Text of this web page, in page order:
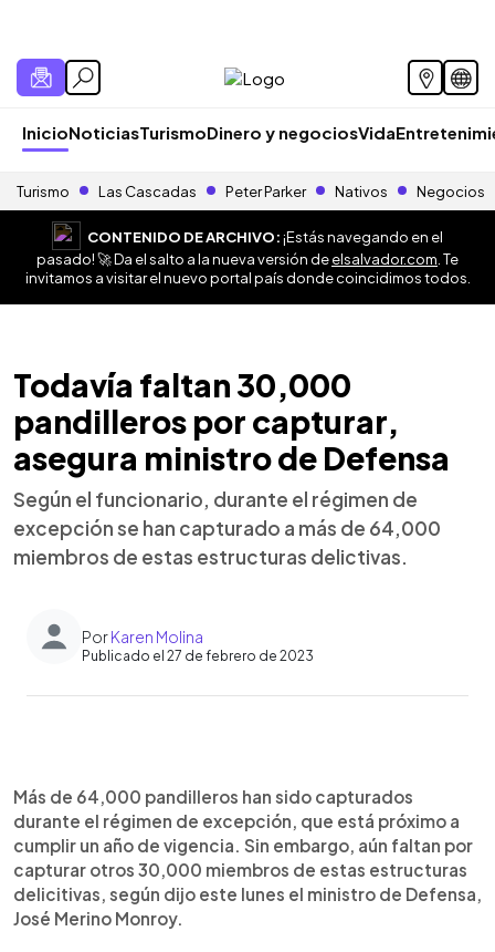
InicioNoticiasTurismoDinero y negociosVida
Turismo Las Cascadas Peter Parker Nativos Negocios
CONTENIDO DE ARCHIVO:¡Estás navegando en el
pasado! 🚀 Da el salto a la nueva versión deelsalvador.com . Te
invitamos a visitar el nuevo portal país donde coincidimos todos.
Todavía faltan 30,000
pandilleros por capturar,
asegura ministro de Defensa
Según el funcionario, durante el régimen de
excepción se han capturado a más de 64,000
miembros de estas estructuras delictivas.
PorKaren Molina
Publicado el 27 de febrero de 2023
► Escuchar artículo
Más de 64,000 pandilleros han sido capturados
durante el régimen de excepción, que está próximo a
cumplir un año de vigencia. Sin embargo, aún faltan por
capturar otros 30,000 miembros de estas estructuras
delicitivas, según dijo este lunes el ministro de Defensa,
José Merino Monroy.